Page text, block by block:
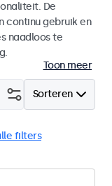
De
continu gebruik en
naadloos te
Toon meer
Sorteren
filters